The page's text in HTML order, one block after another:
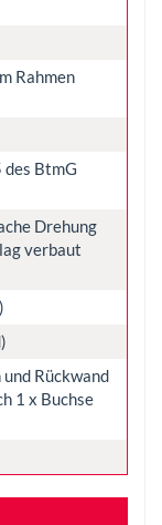
Rahmen
BtmG
Drehung
verbaut
Rückwand
1 x Buchse